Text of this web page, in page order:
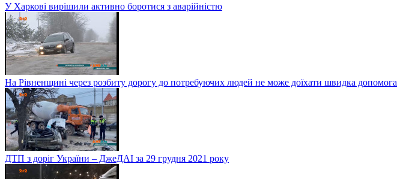
У Харкові вирішили активно боротися з аварійністю
На Рівненщині через розбиту дорогу до потребуючих людей не може доїхати швидка допомога
ДТП з доріг України – ДжеДАІ за 29 грудня 2021 року